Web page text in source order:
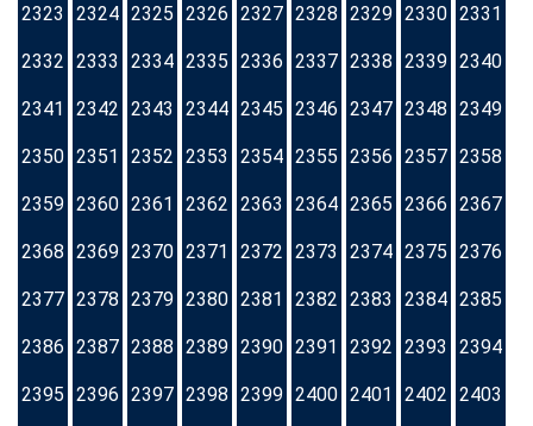
2323 2324 2325 2326 2327 2328 2329 2330 2331
2332 2333 2334 2335 2336 2337 2338 2339 2340
2341 2342 2343 2344 2345 2346 2347 2348 2349
2350 2351 2352 2353 2354 2355 2356 2357 2358
2359 2360 2361 2362 2363 2364 2365 2366 2367
2368 2369 2370 2371 2372 2373 2374 2375 2376
2377 2378 2379 2380 2381 2382 2383 2384 2385
2386 2387 2388 2389 2390 2391 2392 2393 2394
2395 2396 2397 2398 2399 2400 2401 2402 2403